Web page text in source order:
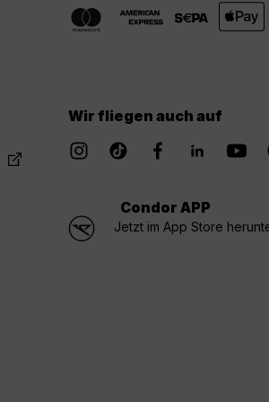
Wir fliegen auch auf
Condor APP
Jetzt im App Store